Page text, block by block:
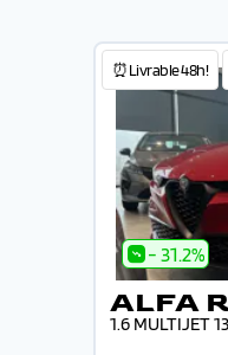
⏰Livrable 48h!
- 31.2%
ALFA
1.6 MULTIJET